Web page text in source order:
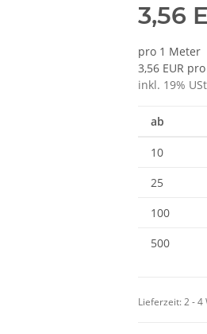
3,56
pro 1 Meter
3,56 EUR
inkl. 19%
ab
10
25
100
500
Lieferzeit:2 - 4